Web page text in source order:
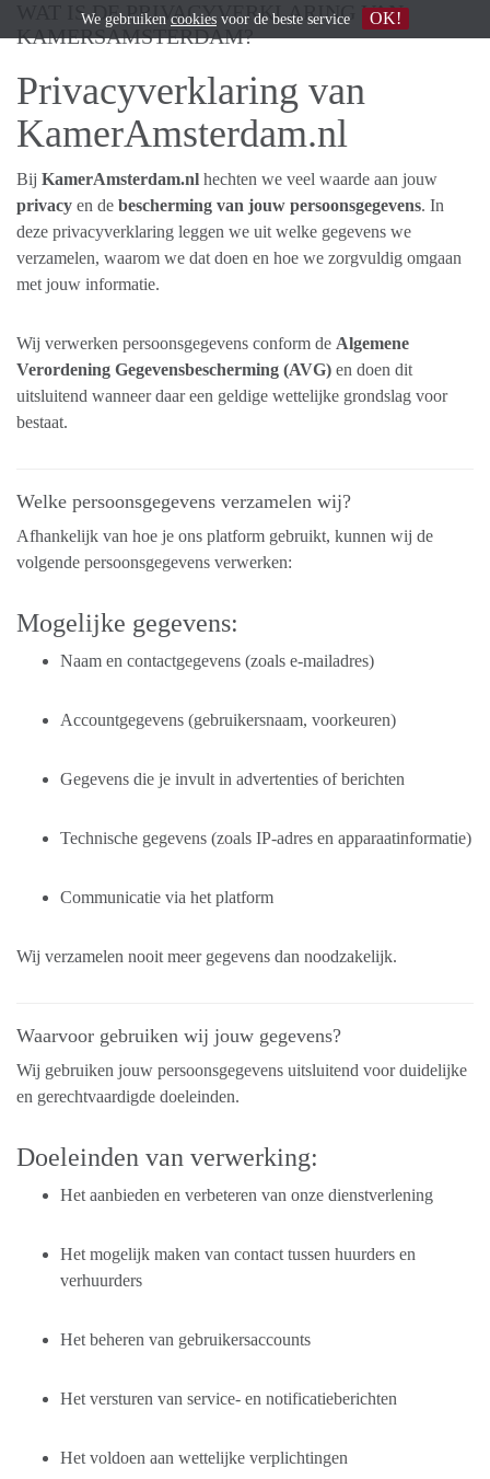
WAT IS DE PRIVACYVERKLARING VAN
KAMERSAMSTERDAM?
Privacyverklaring van
KamerAmsterdam.nl
Bij KamerAmsterdam.nl hechten we veel waarde aan jouw
privacy en de bescherming van jouw persoonsgegevens. In
deze privacyverklaring leggen we uit welke gegevens we
verzamelen, waarom we dat doen en hoe we zorgvuldig omgaan
met jouw informatie.
Wij verwerken persoonsgegevens conform de Algemene
Verordening Gegevensbescherming (AVG) en doen dit
uitsluitend wanneer daar een geldige wettelijke grondslag voor
bestaat.
Welke persoonsgegevens verzamelen wij?
Afhankelijk van hoe je ons platform gebruikt, kunnen wij de
volgende persoonsgegevens verwerken:
Mogelijke gegevens:
Naam en contactgegevens (zoals e-mailadres)
Accountgegevens (gebruikersnaam, voorkeuren)
Gegevens die je invult in advertenties of berichten
Technische gegevens (zoals IP-adres en apparaatinformatie)
Communicatie via het platform
Wij verzamelen nooit meer gegevens dan noodzakelijk.
Waarvoor gebruiken wij jouw gegevens?
Wij gebruiken jouw persoonsgegevens uitsluitend voor duidelijke
en gerechtvaardigde doeleinden.
Doeleinden van verwerking:
Het aanbieden en verbeteren van onze dienstverlening
Het mogelijk maken van contact tussen huurders en
verhuurders
Het beheren van gebruikersaccounts
Het versturen van service- en notificatieberichten
Het voldoen aan wettelijke verplichtingen
We gebruiken cookies voor de beste service OK!